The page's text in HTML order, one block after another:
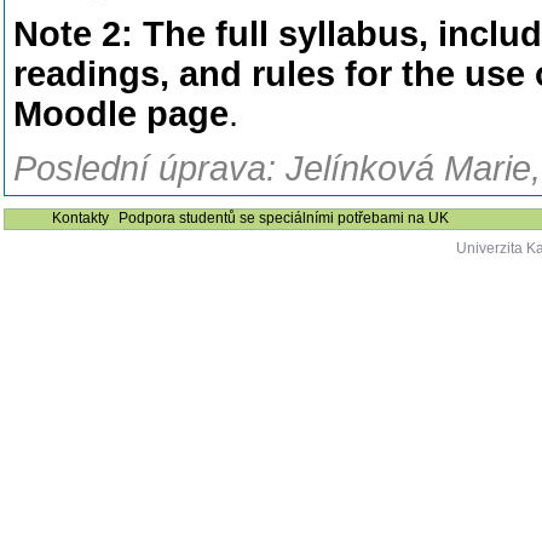
Note 2: The full syllabus,
readings, and rules for the
Moodle page.
Poslední úprava: Jelínková
Kontakty
Podpora studentů se speciálními potřebami na UK
Univerzita